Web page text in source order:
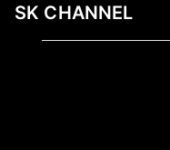
SK CHANNEL